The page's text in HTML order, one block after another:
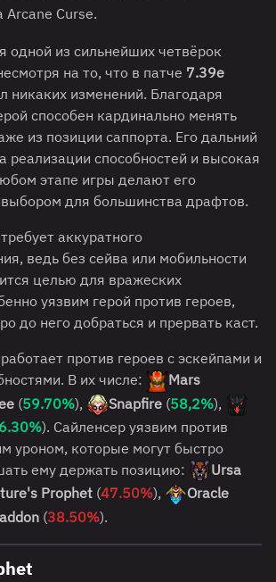
Arcane Curse.
одной из сильнейших четвёрок
на то, что в патче 7.39e
никаких изменений. Благодаря
способен кардинально менять
из позиции саппорта. Его дальний
реализации способностей и высокая
этапе игры делают его
для большинства драфтов.
аккуратного
ведь без сейва или мобильности
целью для вражеских
уязвим герой против героев,
до него добраться и прервать каст.
против героев с эскейпами и
В их числе:
Mars
(59.70%), Snapfire (58,2%),
). Сайленсер уязвим против
уроном, которые могут быстро
ему держать позицию:
Ursa
Prophet (47.50%),
Oracle
(38.50%).